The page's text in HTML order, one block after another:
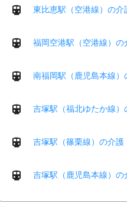
東比恵駅（空港線）の介
福岡空港駅（空港線）の
南福岡駅（鹿児島本線）
吉塚駅（福北ゆたか線）
吉塚駅（篠栗線）の介護
吉塚駅（鹿児島本線）の